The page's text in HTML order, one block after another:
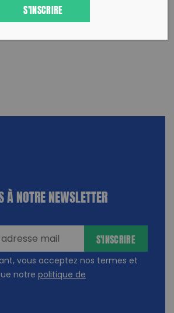
À NOTRE NEWSLETTER
vous acceptez nos termes et
notre politique de
S'INSCRIRE
S'INSCRIRE